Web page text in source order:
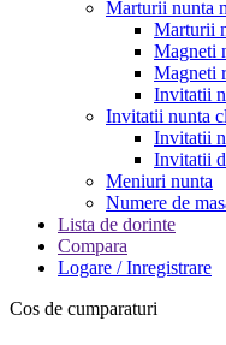
Marturii nunta
Marturii
Magneti
Magneti
Invitatii
Invitatii nunta
Invitatii
Invitatii
Meniuri nunta
Numere de
Lista de dorinte
Compara
Logare / Inregistrare
Cos de cumparaturi